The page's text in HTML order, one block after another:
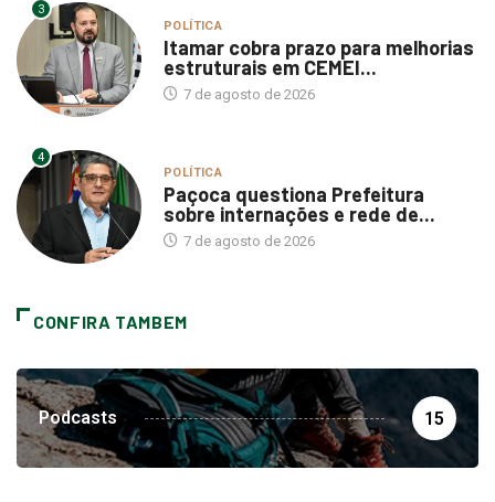
3
POLÍTICA
Itamar cobra prazo para melhorias
estruturais em CEMEI...
7 de agosto de 2026
4
POLÍTICA
Paçoca questiona Prefeitura
sobre internações e rede de...
7 de agosto de 2026
CONFIRA TAMBEM
Podcasts 15